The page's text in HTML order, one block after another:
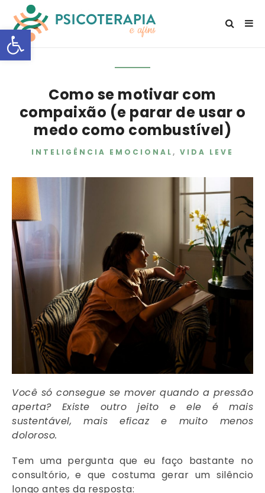
Open toolbar
Como se motivar com
compaixão (e parar de usar o
medo como combustível)
INTELIGÊNCIA EMOCIONAL, VIDA LEVE
Você só consegue se mover quando a pressão
aperta? Existe outro jeito e ele é mais
sustentável, mais eficaz e muito menos
doloroso.
Tem uma pergunta que eu faço bastante no
consultório, e que costuma gerar um silêncio
longo antes da resposta: